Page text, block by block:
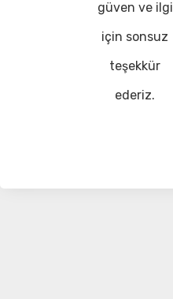
güven ve ilgi
için sonsuz
teşekkür
ederiz.